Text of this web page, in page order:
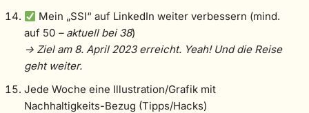
Mein „SSI“ auf LinkedIn weiter verbessern (mind.
auf 50 – aktuell bei 38)
-> Ziel am 8. April 2023 erreicht. Yeah! Und die Reise
geht weiter.
Jede Woche eine Illustration/Grafik mit
Nachhaltigkeits-Bezug (Tipps/Hacks)